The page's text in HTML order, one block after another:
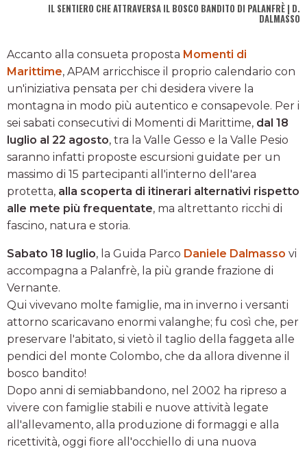
IL SENTIERO CHE ATTRAVERSA IL BOSCO BANDITO DI PALANFRÈ | D.
DALMASSO
Accanto alla consueta proposta Momenti di
Marittime, APAM arricchisce il proprio calendario con
un'iniziativa pensata per chi desidera vivere la
montagna in modo più autentico e consapevole. Per i
sei sabati consecutivi di Momenti di Marittime, dal 18
luglio al 22 agosto, tra la Valle Gesso e la Valle Pesio
saranno infatti proposte escursioni guidate per un
massimo di 15 partecipanti all'interno dell'area
protetta, alla scoperta di itinerari alternativi rispetto
alle mete più frequentate, ma altrettanto ricchi di
fascino, natura e storia.
Sabato 18 luglio, la Guida Parco Daniele Dalmasso vi
accompagna a Palanfrè, la più grande frazione di
Vernante.
Qui vivevano molte famiglie, ma in inverno i versanti
attorno scaricavano enormi valanghe; fu così che, per
preservare l'abitato, si vietò il taglio della faggeta alle
pendici del monte Colombo, che da allora divenne il
bosco bandito!
Dopo anni di semiabbandono, nel 2002 ha ripreso a
vivere con famiglie stabili e nuove attività legate
all'allevamento, alla produzione di formaggi e alla
ricettività, oggi fiore all'occhiello di una nuova